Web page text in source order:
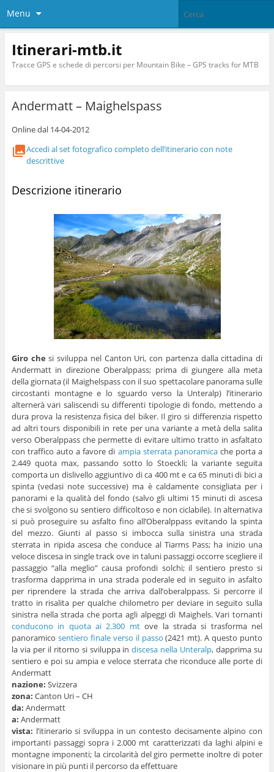
Menu
Itinerari-mtb.it
Tracce GPS e schede di percorsi per Mountain Bike – GPS tracks for MTB
Andermatt – Maighelspass
Online dal 14-04-2012
Accedi al set fotografico completo dell’itinerario con note
descrittive
Descrizione itinerario
Giro che si sviluppa nel Canton Uri, con partenza dalla cittadina di
Andermatt in direzione Oberalppass; prima di giungere alla meta
della giornata (il Maighelspass con il suo spettacolare panorama sulle
circostanti montagne e lo sguardo verso la Unteralp) l’itinerario
alternerà vari saliscendi su differenti tipologie di fondo, mettendo a
dura prova la resistenza fisica del biker. Il giro si differenzia rispetto
ad altri tours disponibili in rete per una variante a metà della salita
verso Oberalppass che permette di evitare ultimo tratto in asfaltato
con traffico auto a favore di ampia sterrata panoramicache porta a
2.449 quota max, passando sotto lo Stoeckli; la variante seguita
comporta un dislivello aggiuntivo di ca 400 mt e ca 65 minuti di bici a
spinta (vedasi note successive) ma è caldamente consigliata per i
panorami e la qualità del fondo (salvo gli ultimi 15 minuti di ascesa
che si svolgono su sentiero difficoltoso e non ciclabile). In alternativa
si può proseguire su asfalto fino all’Oberalppass evitando la spinta
del mezzo. Giunti al passo si imbocca sulla sinistra una strada
sterrata in ripida ascesa che conduce al Tiarms Pass; ha inizio una
veloce discesa in single track ove in taluni passaggi occorre scegliere il
passaggio “alla meglio” causa profondi solchi; il sentiero presto si
trasforma dapprima in una strada poderale ed in seguito in asfalto
per riprendere la strada che arriva dall’oberalppass. Si percorre il
tratto in risalita per qualche chilometro per deviare in seguito sulla
sinistra nella strada che porta agli alpeggi di Maighels. Vari tornanti
conducono in quota ai 2.300 mtove la strada si trasforma nel
panoramico sentiero finale verso il passo (2421 mt). A questo punto
la via per il ritorno si sviluppa indiscesa nella Unteralp, dapprima su
sentiero e poi su ampia e veloce sterrata che riconduce alle porte di
Andermatt
nazione: Svizzera
zona: Canton Uri – CH
da: Andermatt
a: Andermatt
vista: l’itinerario si sviluppa in un contesto decisamente alpino con
importanti passaggi sopra i 2.000 mt caratterizzati da laghi alpini e
montagne imponenti; la circolarità del giro permette inoltre di poter
visionare in più punti il percorso da effettuare